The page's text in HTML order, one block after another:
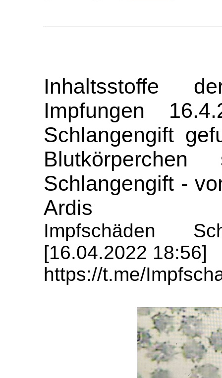
Inhaltsstoffe
Impfungen
Schlangengift
Schlangengift -
Ardis
Impfschäden
[16.04.2022 18:56]
https://t.me/